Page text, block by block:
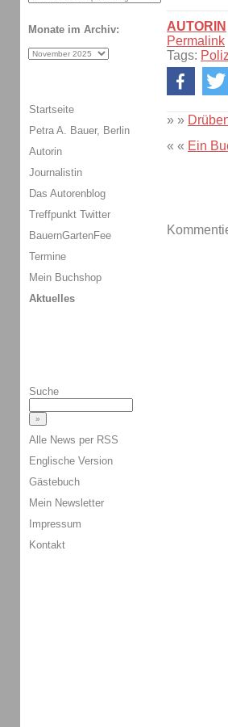
AUTORIN
Permalink
Tags:
» »
« « Ein
Monate im Archiv:
Startseite
Petra A. Bauer, Berlin
Autorin
Journalistin
Das Autorenblog
Treffpunkt Twitter
BauernGartenFee
Termine
Mein Buchshop
Aktuelles
Suche
Alle News per RSS
Englische Version
Gästebuch
Mein Newsletter
Impressum
Kontakt